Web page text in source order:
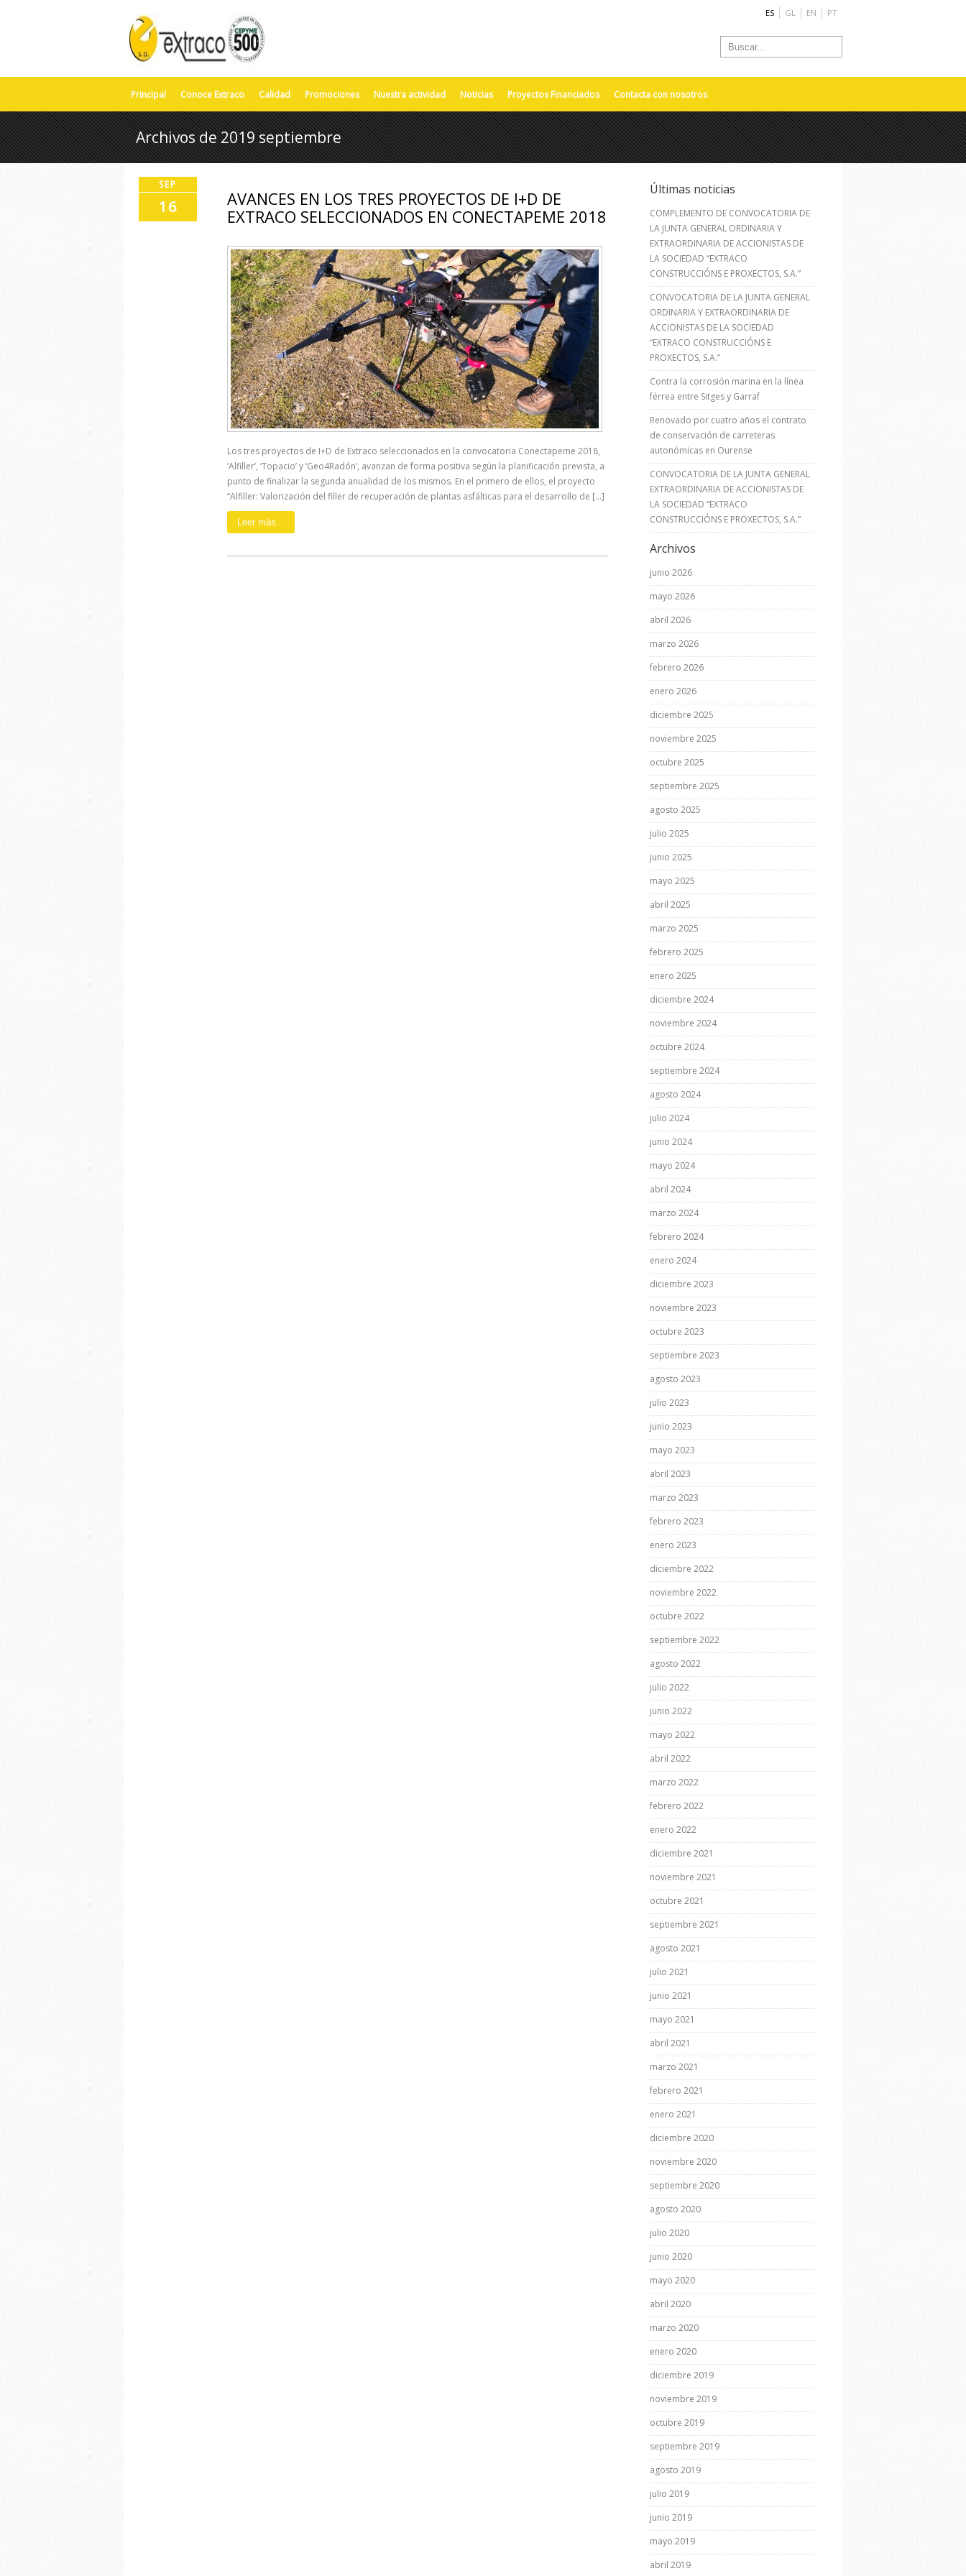
ES GL EN PT
Principal Conoce Extraco Calidad Promociones Nuestra actividad Noticias Proyectos Financiados Contacta con nosotros
Archivos de 2019 septiembre
SEP
16
AVANCES EN LOS TRES PROYECTOS DE I+D DE
EXTRACO SELECCIONADOS EN CONECTAPEME 2018
Los tres proyectos de I+D de Extraco seleccionados en la convocatoria Conectapeme 2018,
‘Alfiller’, ‘Topacio’ y ‘Geo4Radón’, avanzan de forma positiva según la planificación prevista, a
punto de finalizar la segunda anualidad de los mismos. En el primero de ellos, el proyecto
“Alfiller: Valorización del filler de recuperación de plantas asfálticas para el desarrollo de [...]
Leer más...
Últimas noticias
COMPLEMENTO DE CONVOCATORIA DE
LA JUNTA GENERAL ORDINARIA Y
EXTRAORDINARIA DE ACCIONISTAS DE
LA SOCIEDAD “EXTRACO
CONSTRUCCIÓNS E PROXECTOS, S.A.”
CONVOCATORIA DE LA JUNTA GENERAL
ORDINARIA Y EXTRAORDINARIA DE
ACCIONISTAS DE LA SOCIEDAD
“EXTRACO CONSTRUCCIÓNS E
PROXECTOS, S.A.”
Contra la corrosión marina en la línea
férrea entre Sitges y Garraf
Renovado por cuatro años el contrato
de conservación de carreteras
autonómicas en Ourense
CONVOCATORIA DE LA JUNTA GENERAL
EXTRAORDINARIA DE ACCIONISTAS DE
LA SOCIEDAD “EXTRACO
CONSTRUCCIÓNS E PROXECTOS, S.A.”
Archivos
junio 2026
mayo 2026
abril 2026
marzo 2026
febrero 2026
enero 2026
diciembre 2025
noviembre 2025
octubre 2025
septiembre 2025
agosto 2025
julio 2025
junio 2025
mayo 2025
abril 2025
marzo 2025
febrero 2025
enero 2025
diciembre 2024
noviembre 2024
octubre 2024
septiembre 2024
agosto 2024
julio 2024
junio 2024
mayo 2024
abril 2024
marzo 2024
febrero 2024
enero 2024
diciembre 2023
noviembre 2023
octubre 2023
septiembre 2023
agosto 2023
julio 2023
junio 2023
mayo 2023
abril 2023
marzo 2023
febrero 2023
enero 2023
diciembre 2022
noviembre 2022
octubre 2022
septiembre 2022
agosto 2022
julio 2022
junio 2022
mayo 2022
abril 2022
marzo 2022
febrero 2022
enero 2022
diciembre 2021
noviembre 2021
octubre 2021
septiembre 2021
agosto 2021
julio 2021
junio 2021
mayo 2021
abril 2021
marzo 2021
febrero 2021
enero 2021
diciembre 2020
noviembre 2020
septiembre 2020
agosto 2020
julio 2020
junio 2020
mayo 2020
abril 2020
marzo 2020
enero 2020
diciembre 2019
noviembre 2019
octubre 2019
septiembre 2019
agosto 2019
julio 2019
junio 2019
mayo 2019
abril 2019